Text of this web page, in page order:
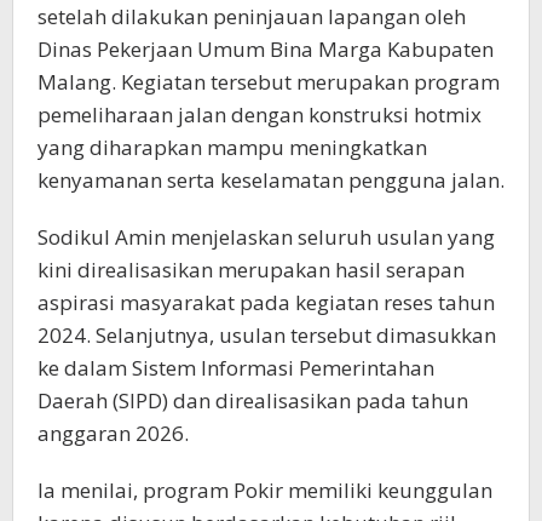
setelah dilakukan peninjauan lapangan oleh
Dinas Pekerjaan Umum Bina Marga Kabupaten
Malang. Kegiatan tersebut merupakan program
pemeliharaan jalan dengan konstruksi hotmix
yang diharapkan mampu meningkatkan
kenyamanan serta keselamatan pengguna jalan.
Sodikul Amin menjelaskan seluruh usulan yang
kini direalisasikan merupakan hasil serapan
aspirasi masyarakat pada kegiatan reses tahun
2024. Selanjutnya, usulan tersebut dimasukkan
ke dalam Sistem Informasi Pemerintahan
Daerah (SIPD) dan direalisasikan pada tahun
anggaran 2026.
Ia menilai, program Pokir memiliki keunggulan